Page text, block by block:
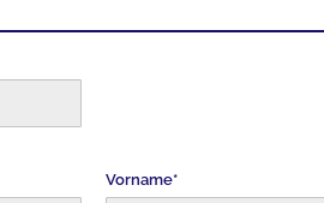
Vorname*